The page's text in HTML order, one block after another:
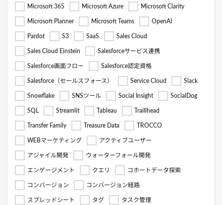
Microsoft 365 Microsoft Azure Microsoft Clarity
Microsoft Planner Microsoft Teams OpenAI
Pardot S3 SaaS Sales Cloud
Sales Cloud Einstein Salesforceサービス連携
Salesforce画面フロー Salesforce認定資格
Salesforce（セールスフォース） Service Cloud Slack
Snowflake SNSツール Social Insight SocialDog
SQL Streamlit Tableau Traillhead
Transfer Family Treasure Data TROCCO
WEBマーケティング アクティブユーザー
アジャイル開発 ウォーターフォール開発
エンゲージメント クエリ コホートデータ探索
コンバージョン コンバージョン経路
スプレッドシート タグ タスク管理